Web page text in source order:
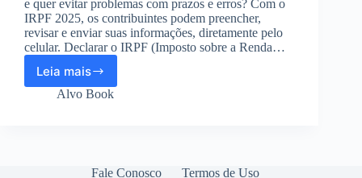
e quer evitar problemas com prazos e erros? Com o
IRPF 2025, os contribuintes podem preencher,
revisar e enviar suas informações, diretamente pelo
celular. Declarar o IRPF (Imposto sobre a Renda…
Leia mais
Veja
como
declaração
Alvo Book
Fale Conosco Termos de Uso